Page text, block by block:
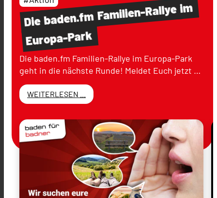
Diebaden.fmFamilien-Rallyeim
Europa-Park
Die baden.fm Familien-Rallye im Europa-Park
geht in die nächste Runde! Meldet Euch jetzt …
WEITERLESEN ...